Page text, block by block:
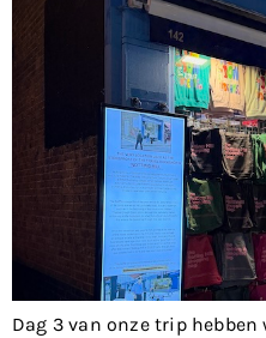
Dag 3 van onze trip